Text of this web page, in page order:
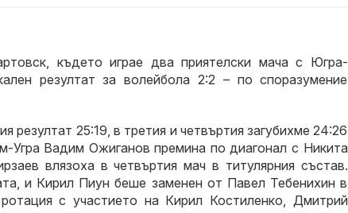
където играе два приятелски мача с Югра-
резултат за волейбола 2:2 – по споразумение
25:19, в третия и четвъртия загубихме 24:26
Угра Вадим Ожиганов премина по диагонал с Никита
влязоха в четвъртия мач в титулярния състав.
и Кирил Пиун беше заменен от Павел Тебенихин в
с участието на Кирил Костиленко, Дмитрий